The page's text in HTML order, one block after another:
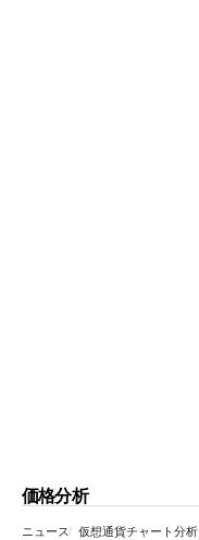
価格分析
ニュース 仮想通貨チャート分析